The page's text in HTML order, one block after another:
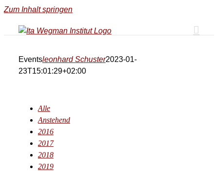
Zum Inhalt springen
Eventsleonhard Schuster2023-01-
23T15:01:29+02:00
Alle
Anstehend
2016
2017
2018
2019